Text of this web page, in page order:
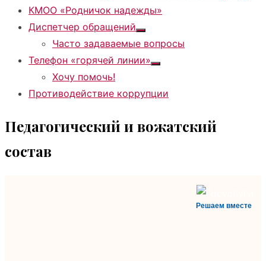
КМОО «Родничок надежды»
Диспетчер обращений
Показать
подменю
Часто задаваемые вопросы
Телефон «горячей линии»
Показать
Хочу помочь!
Противодействие коррупции
Педагогический и вожатский
состав
Решаем вместе